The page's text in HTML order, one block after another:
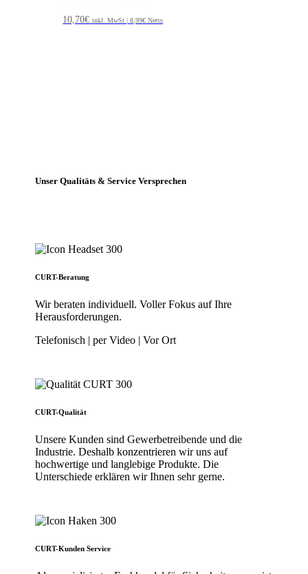
10,70€ inkl. MwSt |8,99€ Netto
Unser Qualitäts & Service Versprechen
CURT-Beratung
Wir beraten individuell. Voller Fokus auf Ihre
Herausforderungen.
Telefonisch | per Video | Vor Ort
CURT-Qualität
Unsere Kunden sind Gewerbetreibende und die
Industrie. Deshalb konzentrieren wir uns auf
hochwertige und langlebige Produkte. Die
Unterschiede erklären wir Ihnen sehr gerne.
CURT-Kunden Service